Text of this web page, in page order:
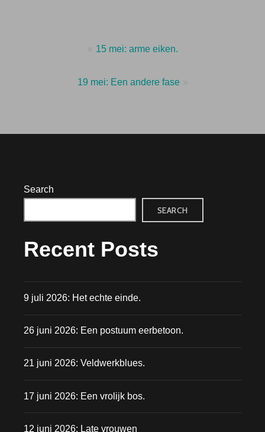
navigation
15 mei: arme eiken.
19 mei: Een andere fase
Search
SEARCH
Recent Posts
9 juli 2026: Het echte einde.
26 juni 2026: Een postuum eerbetoon.
21 juni 2026: Veldwerkblues.
17 juni 2026: Een vrolijk bos.
12 juni 2026: Late vrouwen